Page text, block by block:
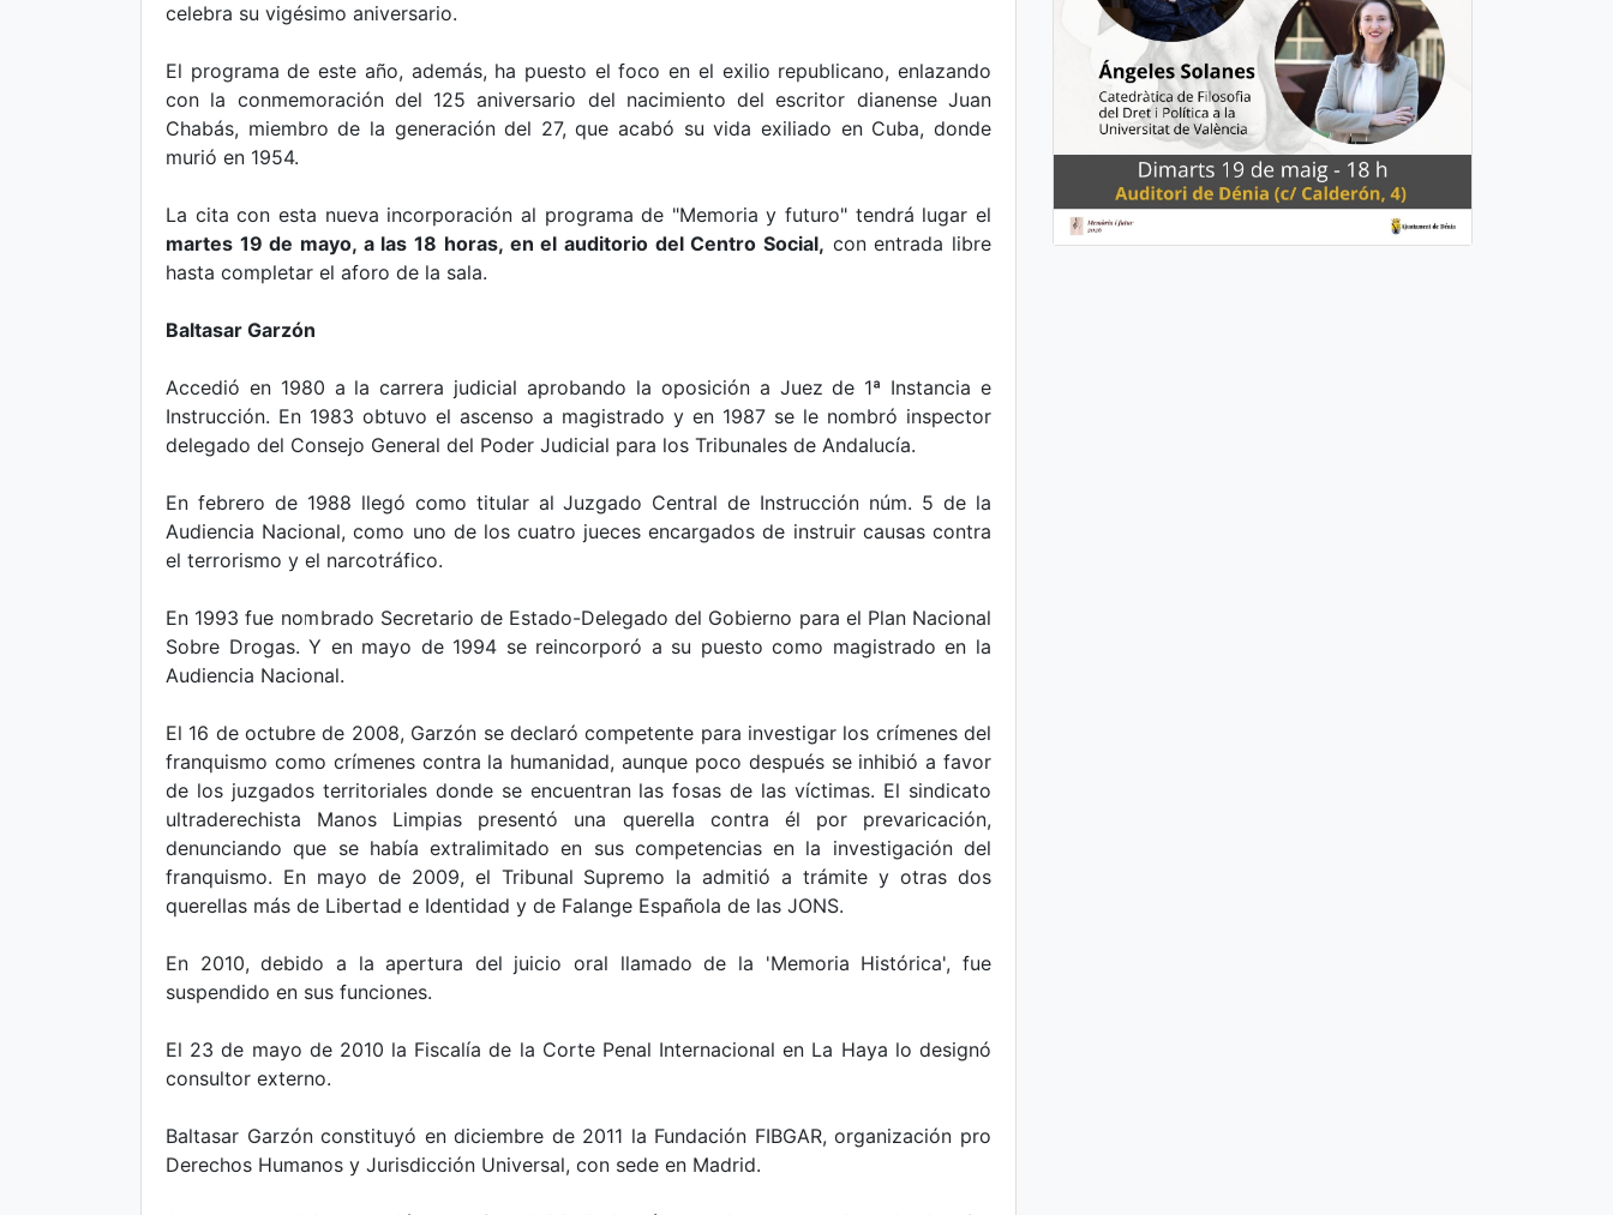
celebra su vigésimo aniversario.
El programa de este año, además, ha puesto el foco en el exilio republicano, enlazando
con la conmemoración del 125 aniversario del nacimiento del escritor dianense Juan
Chabás, miembro de la generación del 27, que acabó su vida exiliado en Cuba, donde
murió en 1954.
La cita con esta nueva incorporación al programa de "Memoria y futuro" tendrá lugar el
martes 19 de mayo, a las 18 horas, en el auditorio del Centro Social, con entrada libre
hasta completar el aforo de la sala.
Baltasar Garzón
Accedió en 1980 a la carrera judicial aprobando la oposición a Juez de 1ª Instancia e
Instrucción. En 1983 obtuvo el ascenso a magistrado y en 1987 se le nombró inspector
delegado del Consejo General del Poder Judicial para los Tribunales de Andalucía.
En febrero de 1988 llegó como titular al Juzgado Central de Instrucción núm. 5 de la
Audiencia Nacional, como uno de los cuatro jueces encargados de instruir causas contra
el terrorismo y el narcotráfico.
En 1993 fue nombrado Secretario de Estado-Delegado del Gobierno para el Plan Nacional
Sobre Drogas. Y en mayo de 1994 se reincorporó a su puesto como magistrado en la
Audiencia Nacional.
El 16 de octubre de 2008, Garzón se declaró competente para investigar los crímenes del
franquismo como crímenes contra la humanidad, aunque poco después se inhibió a favor
de los juzgados territoriales donde se encuentran las fosas de las víctimas. El sindicato
ultraderechista Manos Limpias presentó una querella contra él por prevaricación,
denunciando que se había extralimitado en sus competencias en la investigación del
franquismo. En mayo de 2009, el Tribunal Supremo la admitió a trámite y otras dos
querellas más de Libertad e Identidad y de Falange Española de las JONS.
En 2010, debido a la apertura del juicio oral llamado de la 'Memoria Histórica', fue
suspendido en sus funciones.
El 23 de mayo de 2010 la Fiscalía de la Corte Penal Internacional en La Haya lo designó
consultor externo.
Baltasar Garzón constituyó en diciembre de 2011 la Fundación FIBGAR, organización pro
Derechos Humanos y Jurisdicción Universal, con sede en Madrid.